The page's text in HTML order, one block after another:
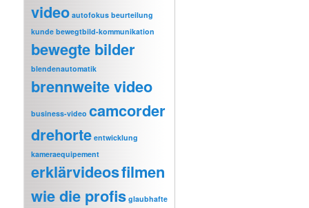
video autofokus beurteilung
kunde bewegtbild-kommunikation
bewegte bilder
blendenautomatik
brennweite video
business-video camcorder
drehorte entwicklung
kameraequipement
erklärvideosfilmen
wie die profis glaubhafte